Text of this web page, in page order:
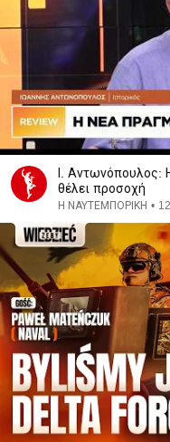
Ι. Αντωνόπουλος:
θέλει προσοχή
Η ΝΑΥΤΕΜΠΟΡΙΚΗ •